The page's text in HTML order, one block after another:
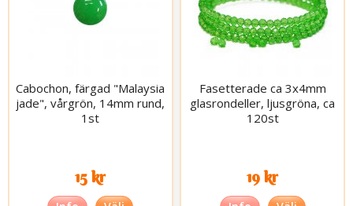
Cabochon, färgad "Malaysia
jade", vårgrön, 14mm rund,
1st
15 kr
Fasetterade ca 3x4mm
glasrondeller, ljusgröna, ca
120st
19 kr